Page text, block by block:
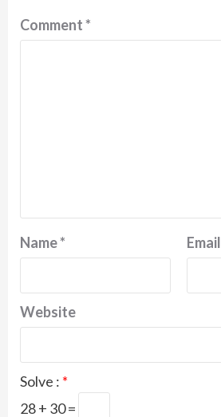
Comment*
Name* Email
Website
Solve : *
28 + 30 =